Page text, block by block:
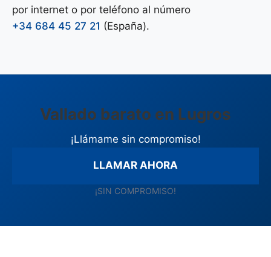
por internet o por teléfono al número
+34 684 45 27 21 (España).
Vallado barato en Lugros
¡Llámame sin compromiso!
LLAMAR AHORA
¡SIN COMPROMISO!